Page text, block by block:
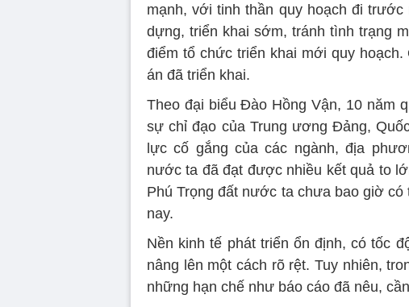
mạnh, với tinh thần quy hoạch đi
dựng, triển khai sớm, tránh tình trạng
điểm tổ chức triển khai mới quy
án đã triển khai.
Theo đại biểu Đào Hồng Vận, 10 năm
sự chỉ đạo của Trung ương Đảng,
lực cố gắng của các ngành, địa
nước ta đã đạt được nhiều kết quả to
Phú Trọng đất nước ta chưa bao giờ
nay.
Nền kinh tế phát triển ổn định, có tốc
nâng lên một cách rõ rệt. Tuy nhiên,
những hạn chế như báo cáo đã nêu,